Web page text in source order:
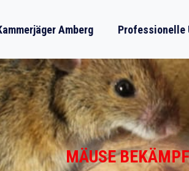
Amberg Professionelle
MÄUSE